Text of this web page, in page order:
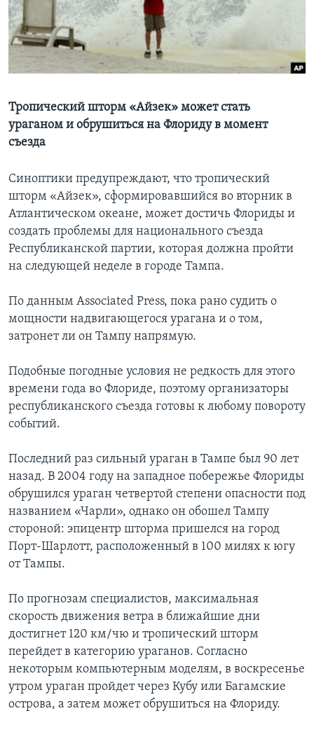
Learning English
СОЦИАЛЬНЫЕ СЕТИ
Языки
Тропический шторм «Айзек» может стать
ураганом и обрушиться на Флориду в момент
съезда
Синоптики предупреждают, что тропический
шторм «Айзек», сформировавшийся во вторник в
Атлантическом океане, может достичь Флориды и
создать проблемы для национального съезда
Республиканской партии, которая должна пройти
на следующей неделе в городе Тампа.
По данным Associated Press, пока рано судить о
мощности надвигающегося урагана и о том,
затронет ли он Тампу напрямую.
Подобные погодные условия не редкость для этого
времени года во Флориде, поэтому организаторы
республиканского съезда готовы к любому повороту
событий.
Последний раз сильный ураган в Тампе был 90 лет
назад. В 2004 году на западное побережье Флориды
обрушился ураган четвертой степени опасности под
названием «Чарли», однако он обошел Тампу
стороной: эпицентр шторма пришелся на город
Порт-Шарлотт, расположенный в 100 милях к югу
от Тампы.
По прогнозам специалистов, максимальная
скорость движения ветра в ближайшие дни
достигнет 120 км/чю и тропический шторм
перейдет в категорию ураганов. Согласно
некоторым компьютерным моделям, в воскресенье
утром ураган пройдет через Кубу или Багамские
острова, а затем может обрушиться на Флориду.